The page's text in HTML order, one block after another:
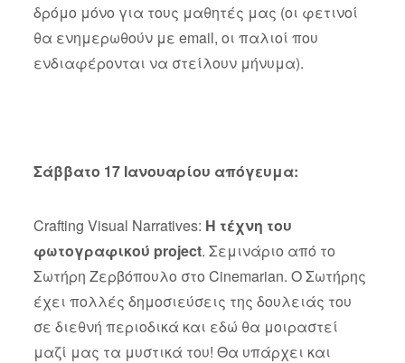
δρόμο μόνο για τους μαθητές μας (οι φετινοί
θα ενημερωθούν με email, οι παλιοί που
ενδιαφέρονται να στείλουν μήνυμα).
Σάββατο 17 Ιανουαρίου απόγευμα:
Crafting Visual Narratives: Η τέχνη του
φωτογραφικού project. Σεμινάριο από το
Σωτήρη Ζερβόπουλο στο Cinemarian. Ο Σωτήρης
έχει πολλές δημοσιεύσεις της δουλειάς του
σε διεθνή περιοδικά και εδώ θα μοιραστεί
μαζί μας τα μυστικά του! Θα υπάρχει και